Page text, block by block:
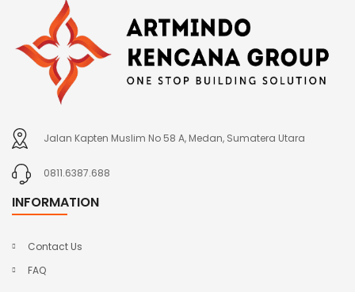
Jalan Kapten Muslim No 58 A, Medan, Sumatera Utara
0811.6387.688
INFORMATION
Contact Us
FAQ